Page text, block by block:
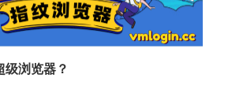
浏览器？